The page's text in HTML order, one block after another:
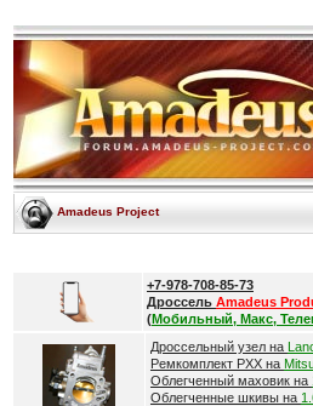
Amadeus Project
+7-978-708-85-73
Дроссель Amadeus
(Мобильный, Макс,
Дроссельный узел на
Ремкомплект РХХ на
Облегченный маховик на
Облегченные шкивы на